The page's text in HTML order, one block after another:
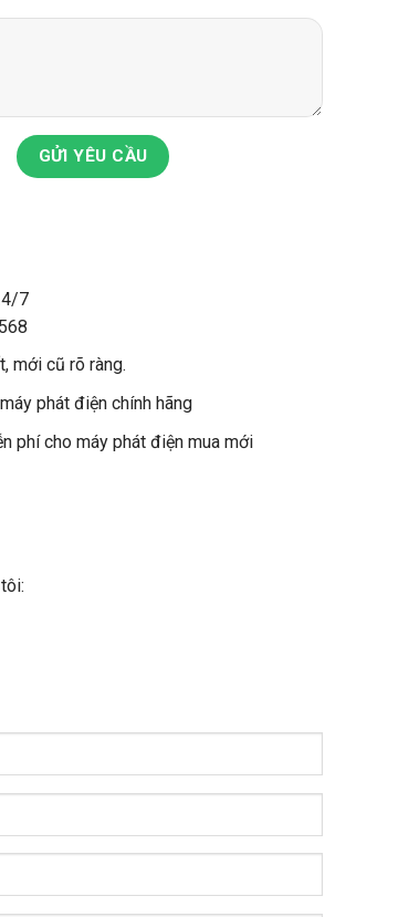
GỬI YÊU CẦU
7
mới cũ rõ ràng.
phát điện chính hãng
phí cho máy phát điện mua mới